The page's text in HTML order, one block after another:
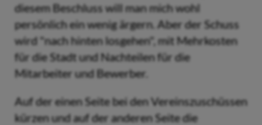
diesem Beschluss will man mich wohl
persönlich ein wenig ärgern. Aber der Schuss
wird "nach hinten losgehen", mit Mehrkosten
für die Stadt und Nachteilen für die
Mitarbeiter und Bewerber.
Auf der einen Seite bei den Vereinszuschüssen
kürzen und auf der anderen Seite die